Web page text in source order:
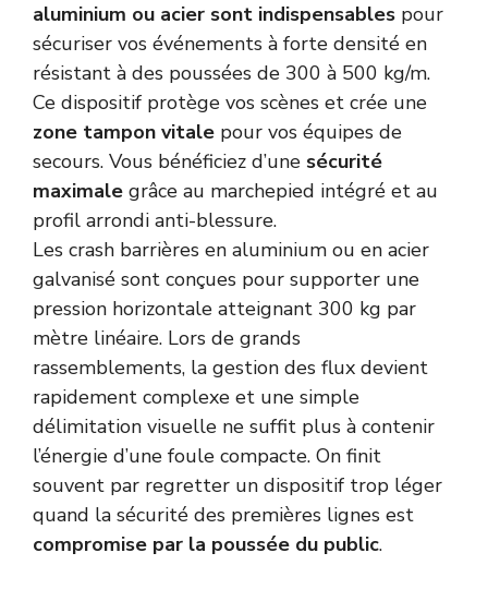
aluminium ou acier sont indispensables pour
sécuriser vos événements à forte densité en
résistant à des poussées de 300 à 500 kg/m.
Ce dispositif protège vos scènes et crée une
zone tampon vitale pour vos équipes de
secours. Vous bénéficiez d’une sécurité
maximale grâce au marchepied intégré et au
profil arrondi anti-blessure.
Les crash barrières en aluminium ou en acier
galvanisé sont conçues pour supporter une
pression horizontale atteignant 300 kg par
mètre linéaire. Lors de grands
rassemblements, la gestion des flux devient
rapidement complexe et une simple
délimitation visuelle ne suffit plus à contenir
l’énergie d’une foule compacte. On finit
souvent par regretter un dispositif trop léger
quand la sécurité des premières lignes est
compromise par la poussée du public.